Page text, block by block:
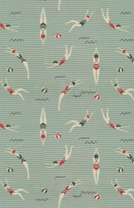
Im sizilianischen
Hügelhäuschen vor
veröffentlichte Bilder
Homestory Wohnen